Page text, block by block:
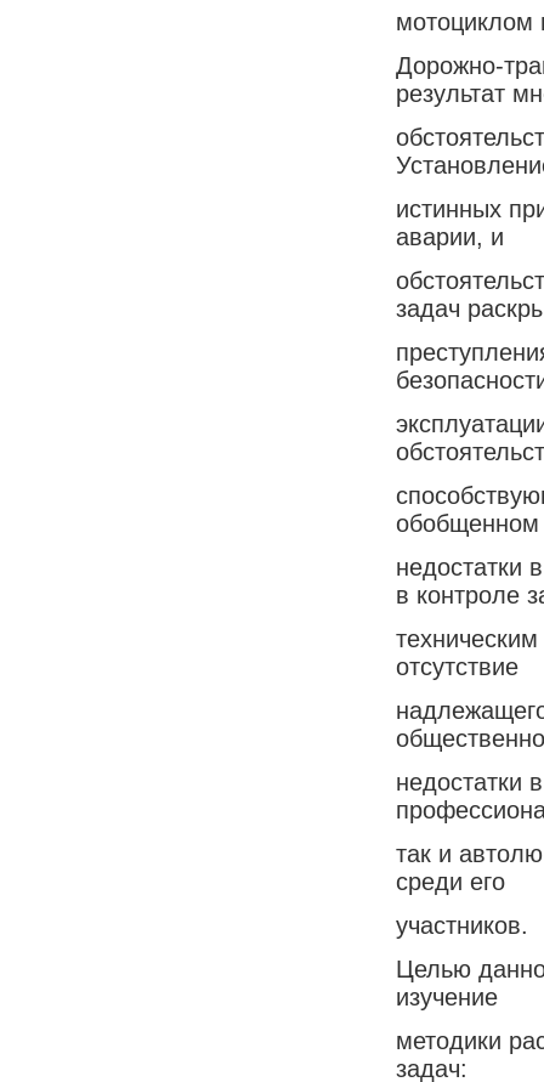
мотоциклом
Дорожно-
результат
истинных
аварии, и
задач
обобщенном
недостатки
в контроле
отсутствие
недостатки
так и
среди его
участников.
Целью
изучение
методики
задач: